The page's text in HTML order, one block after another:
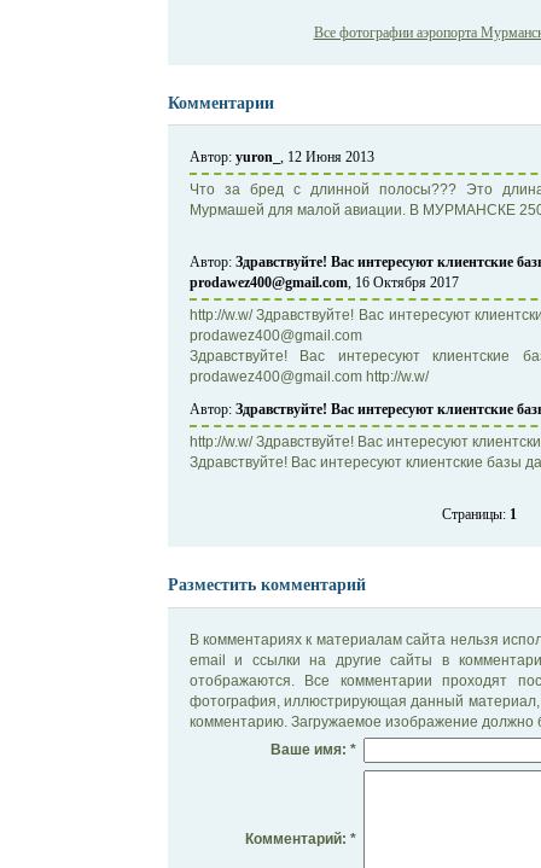
Все фотографии аэропорта
Комментарии
Автор: yuron_ , 12 Июня 2013
Что за бред с длинной полосы??? Это длина
Мурмашей для малой авиации. В МУРМАНСКЕ
Автор: Здравствуйте! Вас интересуют клиентские
prodawez400@gmail.com, 16 Октября 2017
http://w.w/ Здравствуйте! Вас интересуют
prodawez400@gmail.com
Здравствуйте! Вас интересуют клиентские
prodawez400@gmail.com http://w.w/
Автор: Здравствуйте! Вас интересуют клиентские
http://w.w/ Здравствуйте! Вас интересуют
Здравствуйте! Вас интересуют клиентские базы
Страницы: 1
Разместить комментарий
В комментариях к материалам сайта нельзя
email и ссылки на другие сайты в
отображаются. Все комментарии проходят
фотография, иллюстрирующая данный материал,
комментарию. Загружаемое изображение должно
Ваше имя: *
Комментарий: *